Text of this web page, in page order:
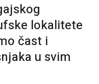
lokalitete
čast i
u svim